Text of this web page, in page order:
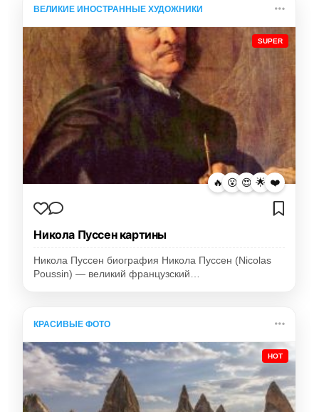
ВЕЛИКИЕ ИНОСТРАННЫЕ ХУДОЖНИКИ
SUPER
🔥 😮 😍 🌟 ❤️
Никола Пуссен картины
Никола Пуссен биография Никола Пуссен (Nicolas
Poussin) — великий французский…
КРАСИВЫЕ ФОТО
HOT